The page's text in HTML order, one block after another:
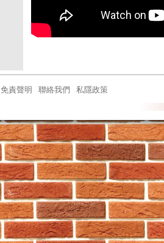
免責聲明 聯絡我們 私隱政策